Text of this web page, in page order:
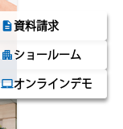
description資料請求
apartment ショールーム
laptop_macオンラインデモ